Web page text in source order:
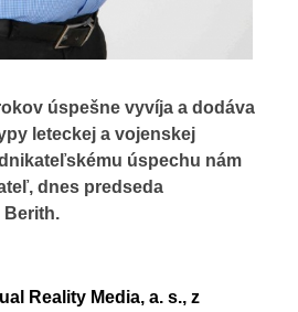
úspešne vyvíja a dodáva
leteckej a vojenskej
úspechu nám
dnes predseda
Berith.
Reality Media, a. s., z